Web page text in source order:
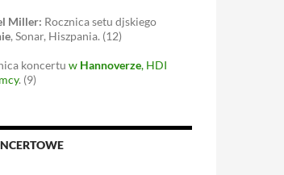
Miller: Rocznica setu djskiego
, Sonar, Hiszpania. (12)
koncertu w Hannoverze, HDI
. (9)